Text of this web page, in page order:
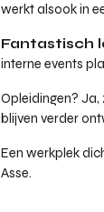
werkt alsook in
Fantastisch
interne events
Opleidingen?
blijven verder
Een werkplek
Asse.